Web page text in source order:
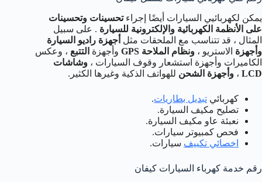
يمكن لكهربائيي السيارات أيضًا إجراءتحسينات وتحسينات
على الأنظمة الكهربائية والإلكترونية للسيارة . على سبيل
المثال ، قد تتناسب مع الملحقات مثل أجهزة راديو السيارة
وأجهزة الاستريو ، ونظام الملاحة GPS وأجهزة التتبع ، وعكس
الكاميرات وأجهزة استشعار وقوف السيارات ، وشاشات
LCD ، وأجهزة الشحن للهواتف الذكية وغيرها الكثير.
كهربائي تبديل بطاريات.
تصليح مكيف السيارة.
نعبئة عاو مكيف السيارة.
فحص كمبيوتر سيارات.
اخصائي تكييف سيارات.
رقم خدمة كهرباء السيارات كيفان